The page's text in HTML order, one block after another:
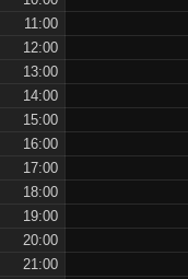
11:00
12:00
13:00
14:00
15:00
16:00
17:00
18:00
19:00
20:00
21:00